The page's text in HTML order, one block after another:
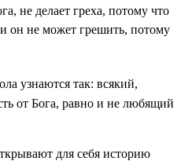
не делает греха, потому что
он не может грешить, потому
узнаются так: всякий,
от Бога, равно и не любящий
для себя историю